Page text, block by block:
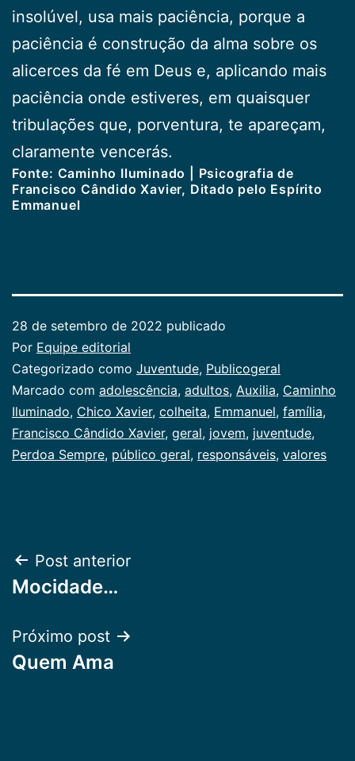
insolúvel, usa mais paciência, porque a
paciência é construção da alma sobre os
alicerces da fé em Deus e, aplicando mais
paciência onde estiveres, em quaisquer
tribulações que, porventura, te apareçam,
claramente vencerás.
Fonte: Caminho Iluminado | Psicografia de
Francisco Cândido Xavier, Ditado pelo Espírito
Emmanuel
28 de setembro de 2022 publicado
Por Equipe editorial
Categorizado como Juventude, Publicogeral
Marcado com adolescência, adultos, Auxilia, Caminho
Iluminado, Chico Xavier, colheita, Emmanuel, família,
Francisco Cândido Xavier, geral, jovem, juventude,
Perdoa Sempre, público geral, responsáveis, valores
Navegação
de
Post
Post anterior
Mocidade…
Próximo post
Quem Ama